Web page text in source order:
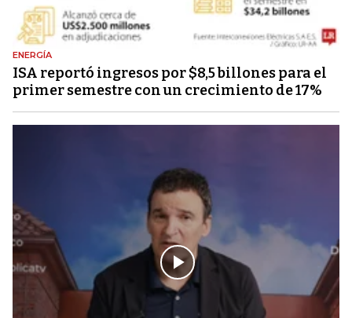
ENERGÍA
ISA reportó ingresos por $8,5 billones para el
primer semestre con un crecimiento de 17%